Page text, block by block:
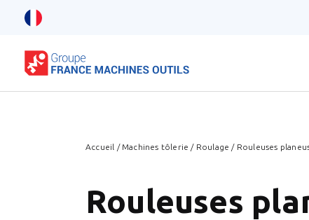
Accueil / Machines tôlerie / Roulage / Rouleuses
Rouleuses